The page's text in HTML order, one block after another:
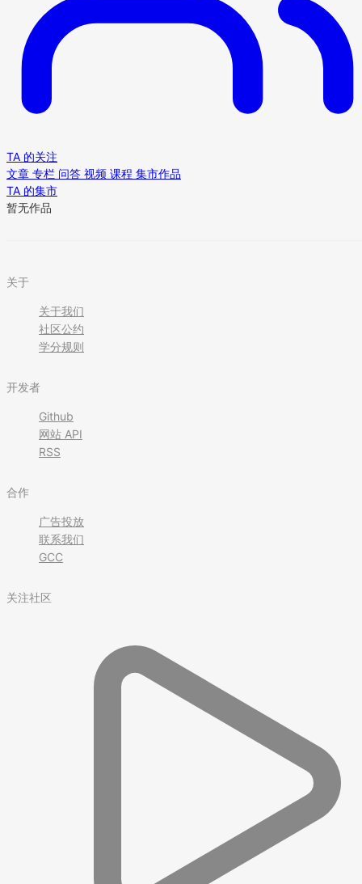
TA 的关注
文章 专栏 问答 视频 课程 集市作品
TA 的集市
暂无作品
关于
关于我们
社区公约
学分规则
开发者
Github
网站 API
RSS
合作
广告投放
联系我们
GCC
关注社区